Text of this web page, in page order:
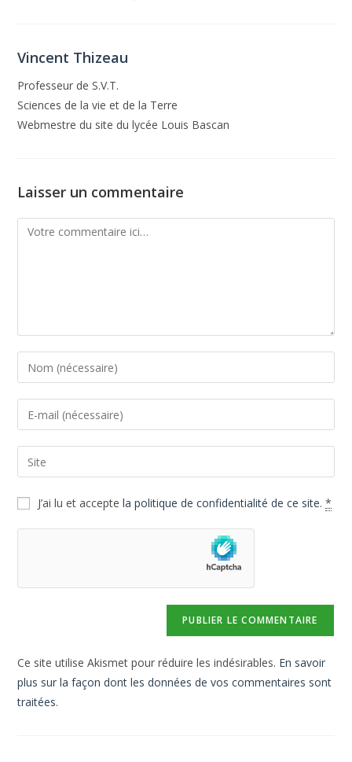
Vincent Thizeau
Professeur de S.V.T.
Sciences de la vie et de la Terre
Webmestre du site du lycée Louis Bascan
Laisser un commentaire
J’ai lu et acceptela politique de confidentialité de ce site.*
Ce site utilise Akismet pour réduire les indésirables. En savoir
plus sur la façon dont les données de vos commentaires sont
traitées.